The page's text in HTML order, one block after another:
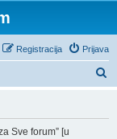
Prijava
Registracija
Sve forum” [u